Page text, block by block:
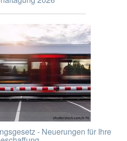
- Neuerungen für Ihre